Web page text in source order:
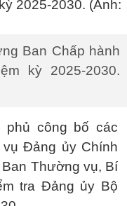
Ban Chấp hành
kỳ 2025-2030.
công bố các
Đảng ủy Chính
Thường vụ, Bí
tra Đảng ủy Bộ